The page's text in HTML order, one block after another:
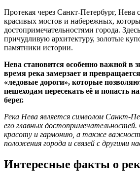
Протекая через Санкт-Петербург, Нева
красивых мостов и набережных,
достопримечательностями города.
причудливую архитектуру, золотые
памятники истории.
Нева становится особенно важной в
время река замерзает и
«ледовые дороги», которые
пешеходам пересекать её и попасть
берег.
Река Нева является символом Санкт-
его главных
красоту и гармонию, а также
положения города и связей с другими
Интересные факты о